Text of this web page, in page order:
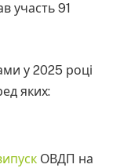
участь 91
у 2025 році
яких:
ОВДП на